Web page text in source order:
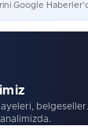
Google